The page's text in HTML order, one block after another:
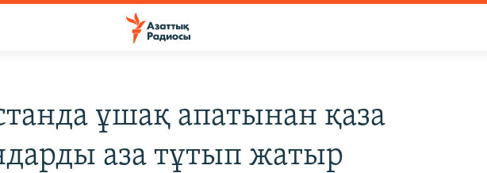
ұшақ апатынан қаза
аза тұтып жатыр